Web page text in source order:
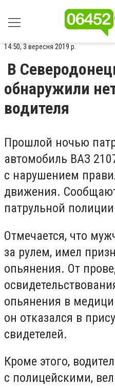
14:50, 3 вересня 2019 р.
В
обнаружили
водителя
Прошлой ночью
автомобиль ВАЗ
с нарушением
движения.
патрульной
Отмечается, что
за рулем, имел
опьянения. От
опьянения в
он отказался в
свидетелей.
Кроме этого,
с полицейскими,